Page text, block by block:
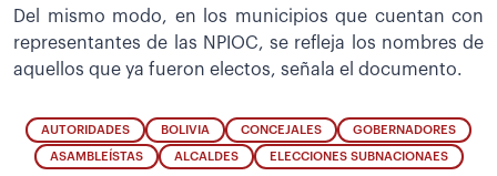
Del mismo modo, en los municipios que cuentan con
representantes de las NPIOC, se refleja los nombres de
aquellos que ya fueron electos, señala el documento.
AUTORIDADES BOLIVIA CONCEJALES GOBERNADORES
ASAMBLEÍSTAS ALCALDES ELECCIONES SUBNACIONAES